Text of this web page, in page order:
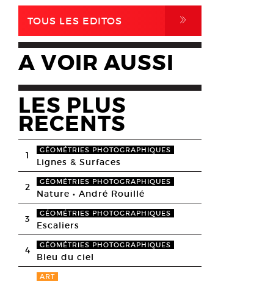
TOUS LES EDITOS ,
A VOIR AUSSI
LES PLUS
RECENTS
1 GÉOMÉTRIES PHOTOGRAPHIQUES
Lignes & Surfaces
2 GÉOMÉTRIES PHOTOGRAPHIQUES
Nature • André Rouillé
3 GÉOMÉTRIES PHOTOGRAPHIQUES
Escaliers
4 GÉOMÉTRIES PHOTOGRAPHIQUES
Bleu du ciel
ART